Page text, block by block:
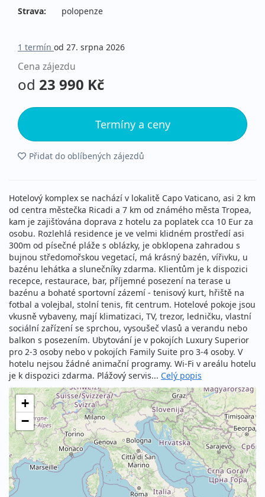
Strava:
polopenze
1 termín od 27. srpna 2026
Cena zájezdu
od 23 990 Kč
Termíny a ceny
Přidat do oblíbených zájezdů
Hotelový komplex se nachází v lokalitě Capo Vaticano, asi 2 km
od centra městečka Ricadi a 7 km od známého města Tropea,
kam je zajišťována doprava z hotelu za poplatek cca 10 Eur za
osobu. Rozlehlá residence je ve velmi klidném prostředí asi
300m od písečné pláže s oblázky, je obklopena zahradou s
bujnou středomořskou vegetací, má krásný bazén, vířivku, u
bazénu lehátka a slunečníky zdarma. Klientům je k dispozici
recepce, restaurace, bar, příjemné posezení na terase u
bazénu a bohaté sportovní zázemí - tenisový kurt, hřiště na
fotbal a volejbal, stolní tenis, fit centrum. Hotelové pokoje jsou
vkusně vybaveny, mají klimatizaci, TV, trezor, ledničku, vlastní
sociální zařízení se sprchou, vysoušeč vlasů a verandu nebo
balkon s posezením. Ubytování je v pokojích Luxury Superior
pro 2-3 osoby nebo v pokojích Family Suite pro 3-4 osoby. V
hotelu nejsou žádné animační programy. Wi-Fi v areálu hotelu
je k dispozici zdarma. Plážový servis... Celý popis
+
−